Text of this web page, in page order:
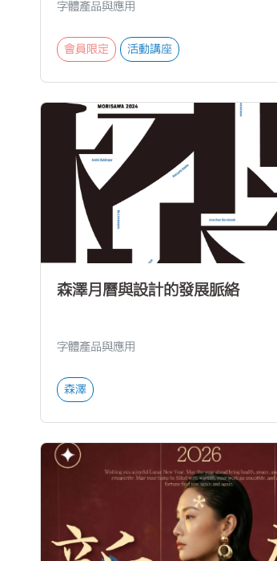
字體產品與應用
會員限定 活動講座
森澤月曆與設計的發展脈絡
字體產品與應用
森澤